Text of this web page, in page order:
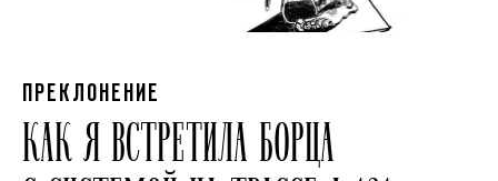
ПРЕКЛОНЕНИЕ
КАК Я ВСТРЕТИЛА БОРЦА